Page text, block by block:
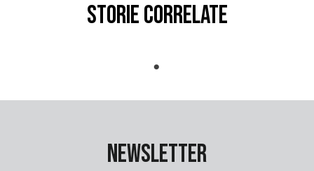
Storie correlate
Newsletter